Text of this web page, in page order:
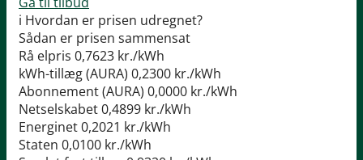
i Hvordan er prisen udregnet?
Sådan er prisen sammensat
Rå elpris 0,7623 kr./kWh
kWh-tillæg (AURA) 0,2300 kr./kWh
Abonnement (AURA) 0,0000 kr./kWh
Netselskabet0,4899 kr./kWh
Energinet0,2021 kr./kWh
Staten 0,0100 kr./kWh